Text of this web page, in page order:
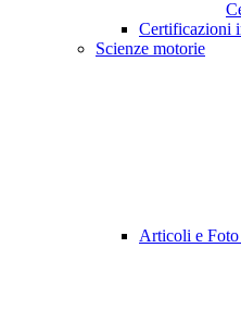
Certificazioni
Scienze motorie
Articoli e Foto